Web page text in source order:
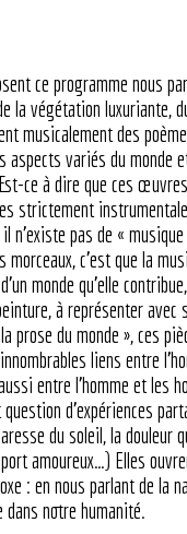
ce programme nous
la végétation luxuriante,
musicalement des
aspects variés du monde
ce à dire que ces
strictement
n’existe pas de « musique
morceaux, c’est que la
monde qu’elle
à représenter avec
prose du monde », ces
liens entre
entre l’homme et les
d’expériences
du soleil, la douleur
amoureux…) Elles
: en nous parlant de la
notre humanité.